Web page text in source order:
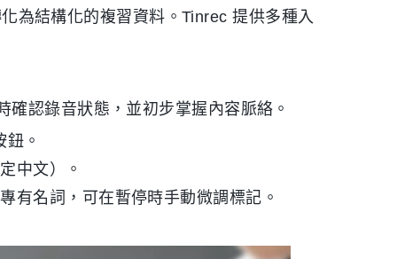
為結構化的複習資料。Tinrec 提供多種入
認錄音狀態，並初步掌握內容脈絡。
。
中文）。
有名詞，可在暫停時手動微調標記。